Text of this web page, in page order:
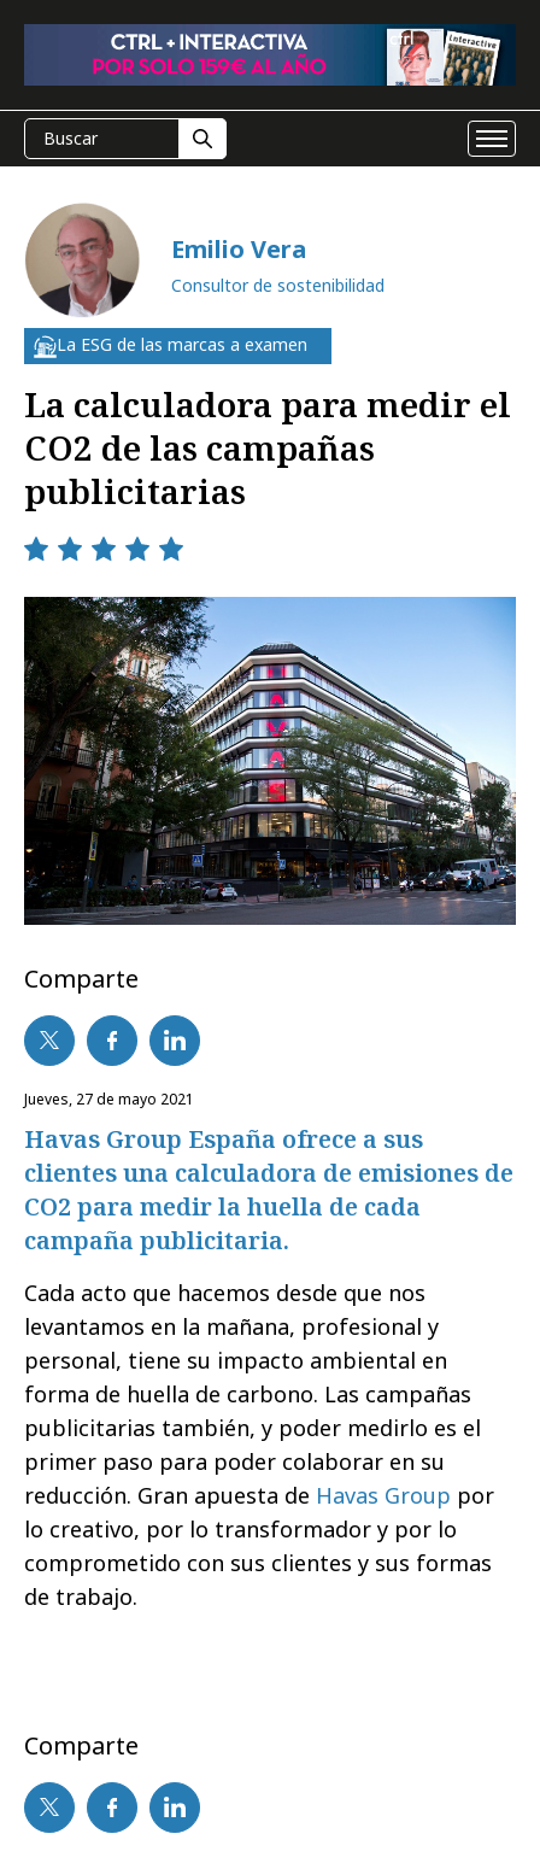
Emilio Vera
Consultor de sostenibilidad
La ESG de las marcas a examen
La calculadora para medir el
CO2 de las campañas
publicitarias
Comparte
jueves, 27 de mayo 2021
Havas Group España ofrece a sus
clientes una calculadora de emisiones de
CO2 para medir la huella de cada
campaña publicitaria.
Cada acto que hacemos desde que nos
levantamos en la mañana, profesional y
personal, tiene su impacto ambiental en
forma de huella de carbono. Las campañas
publicitarias también, y poder medirlo es el
primer paso para poder colaborar en su
reducción. Gran apuesta de Havas Group por
lo creativo, por lo transformador y por lo
comprometido con sus clientes y sus formas
de trabajo.
Comparte